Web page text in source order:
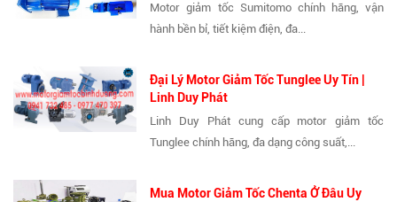
Motor giảm tốc Sumitomo chính hãng, vận
hành bền bỉ, tiết kiệm điện, đa...
Đại Lý Motor Giảm Tốc Tunglee Uy Tín |
Linh Duy Phát
Linh Duy Phát cung cấp motor giảm tốc
Tunglee chính hãng, đa dạng công suất,...
Mua Motor Giảm Tốc Chenta Ở Đâu Uy